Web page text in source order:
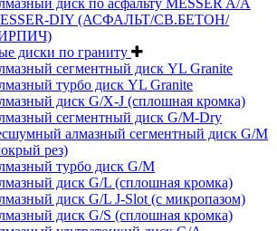
DIY (АСФАЛЬТ/СВ.БЕТОН/
диски по граниту
сегментный диск YL Granite
турбо диск YL Granite
диск G/X-J (сплошная кромка)
сегментный диск G/M-Dry
алмазный сегментный диск G/M
рез)
турбо диск G/M
диск G/L (сплошная кромка)
диск G/L J-Slot (с микропазом)
диск G/S (сплошная кромка)